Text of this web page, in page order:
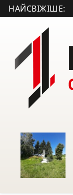
НАЙСВІЖІШЕ:
14-16 серпня